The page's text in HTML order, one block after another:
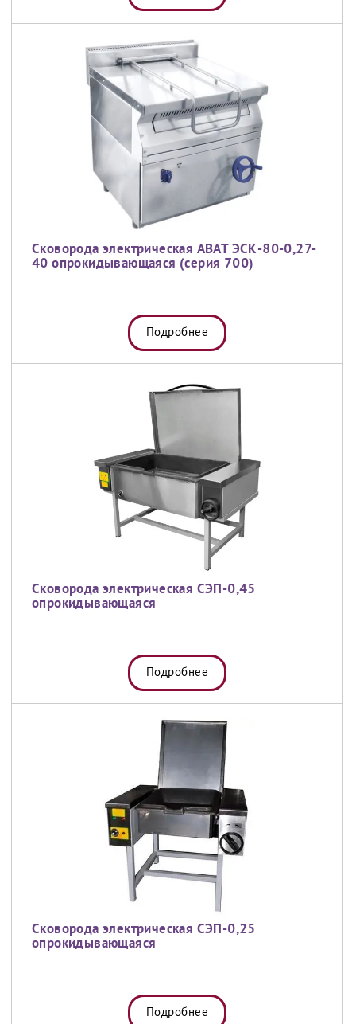
Сковорода электрическая ABAT ЭСК-80-0,27-
40 опрокидывающаяся (серия 700)
Подробнее
Сковорода электрическая СЭП-0,45
опрокидывающаяся
Подробнее
Сковорода электрическая СЭП-0,25
опрокидывающаяся
Подробнее